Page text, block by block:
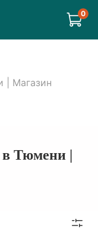
0
| Магазин
Тюмени |